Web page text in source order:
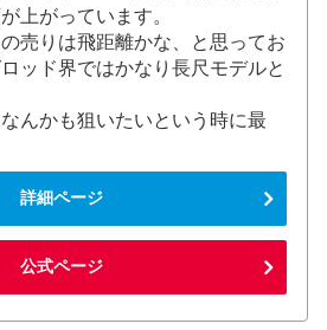
上がっています。
売りは飛距離かな、と思ってお
ッド界ではかなり長尺モデルと
んかも狙いたいという時に最
詳細ページ
公式ページ